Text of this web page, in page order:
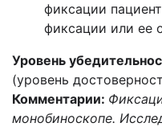
фиксации
фиксации или ее
Уровень
(уровень
Комментарии:
монобиноскопе.